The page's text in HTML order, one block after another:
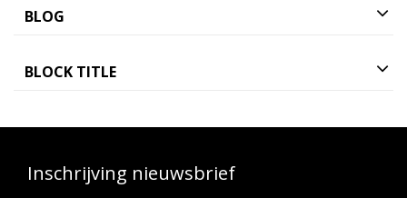
BLOG
BLOCK TITLE
Inschrijving nieuwsbrief